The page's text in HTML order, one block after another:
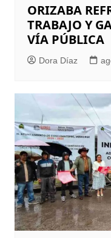
ORIZABA
TRABAJO Y
VÍA PÚBLICA
Dora Díaz